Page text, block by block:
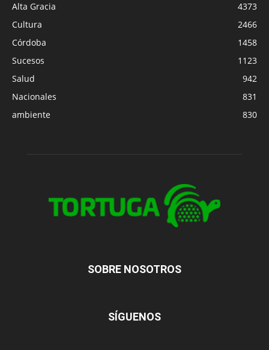
Alta Gracia
4373
Cultura
2466
Córdoba
1458
Sucesos
1123
Salud
942
Nacionales
831
ambiente
830
SOBRE NOSOTROS
SÍGUENOS